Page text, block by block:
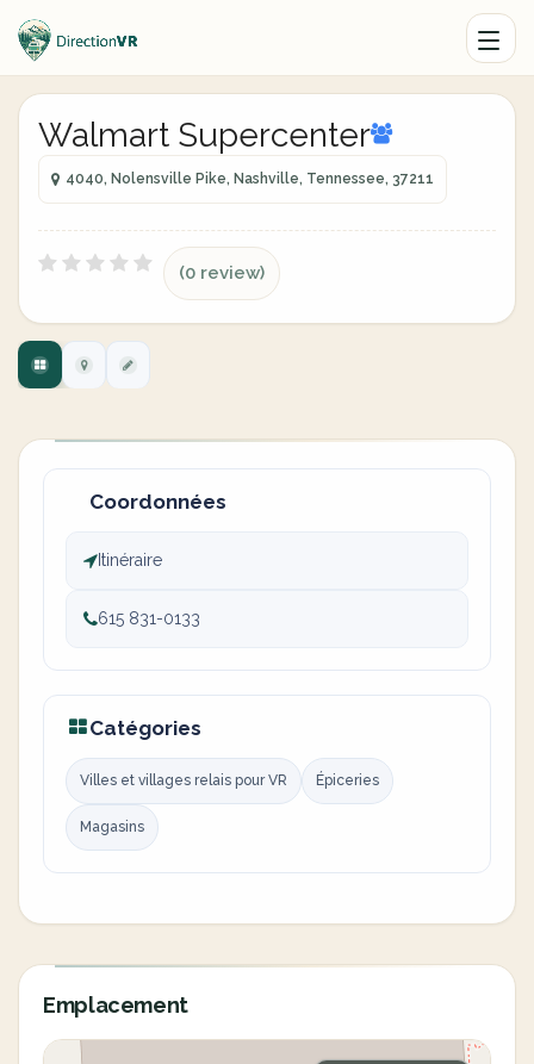
Walmart Supercenter
4040, Nolensville Pike, Nashville, Tennessee, 37211
(0 review)
Coordonnées
Itinéraire
615 831-0133
Catégories
Villes et villages relais pour VR Épiceries
Magasins
Emplacement